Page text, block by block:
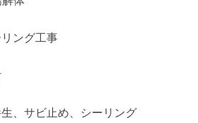
ング工事
、サビ止め、シーリング